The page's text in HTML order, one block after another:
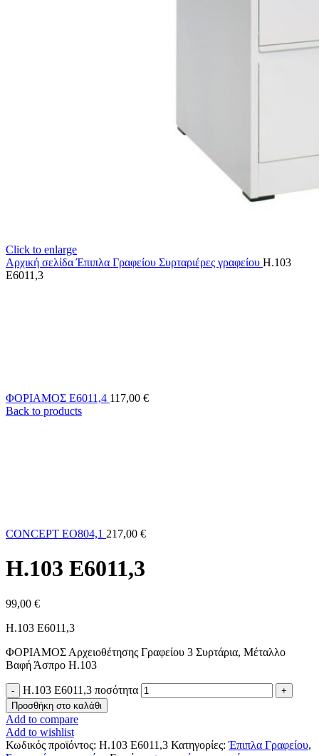
Click to enlarge
Αρχική σελίδαΈπιπλα Γραφείου Συρταριέρες γραφείου H.103
E6011,3
ΦΟΡΙΑΜΟΣ Ε6011,4 117,00 €
Back to products
CONCEPT EO804,1 217,00 €
H.103 E6011,3
99,00 €
H.103 E6011,3
ΦΟΡΙΑΜΟΣ Αρχειοθέτησης Γραφείου 3 Συρτάρια, Μέταλλο
Βαφή Άσπρο H.103
H.103 E6011,3 ποσότητα
Προσθήκη στο καλάθι
Add to compare
Add to wishlist
Κωδικός προϊόντος: H.103 E6011,3 Κατηγορίες: Έπιπλα Γραφείου,